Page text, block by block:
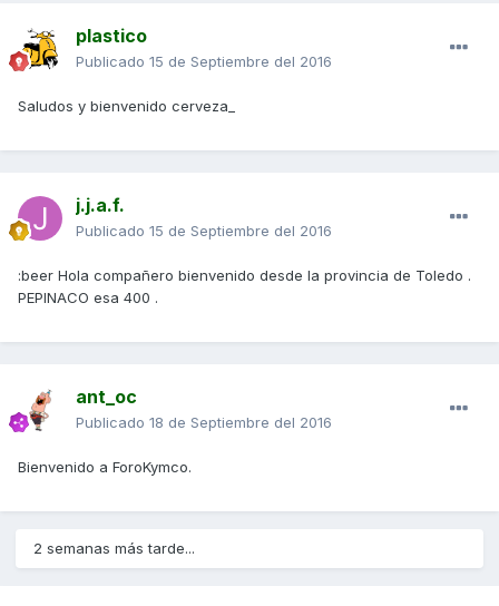
plastico
Publicado 15 de Septiembre del 2016
Saludos y bienvenido cerveza_
j.j.a.f.
Publicado 15 de Septiembre del 2016
:beer Hola compañero bienvenido desde la provincia de Toledo .
PEPINACO esa 400 .
ant_oc
Publicado 18 de Septiembre del 2016
Bienvenido a ForoKymco.
2 semanas más tarde...